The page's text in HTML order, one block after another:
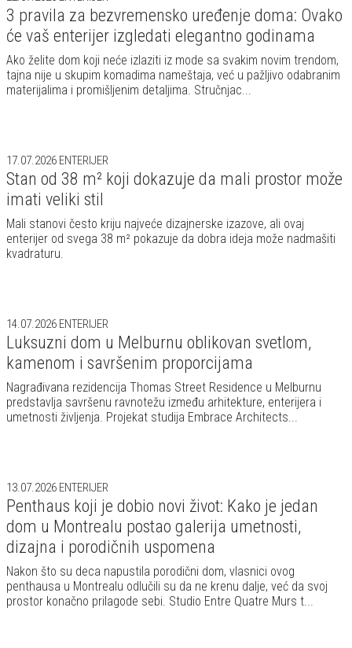
3 pravila za bezvremensko uređenje doma: Ovako
će vaš enterijer izgledati elegantno godinama
Ako želite dom koji neće izlaziti iz mode sa svakim novim trendom,
tajna nije u skupim komadima nameštaja, već u pažljivo odabranim
materijalima i promišljenim detaljima. Stručnjac...
17.07.2026 ENTERIJER
Stan od 38 m² koji dokazuje da mali prostor može
imati veliki stil
Mali stanovi često kriju najveće dizajnerske izazove, ali ovaj
enterijer od svega 38 m² pokazuje da dobra ideja može nadmašiti
kvadraturu.
14.07.2026 ENTERIJER
Luksuzni dom u Melburnu oblikovan svetlom,
kamenom i savršenim proporcijama
Nagrađivana rezidencija Thomas Street Residence u Melburnu
predstavlja savršenu ravnotežu između arhitekture, enterijera i
umetnosti življenja. Projekat studija Embrace Architects...
13.07.2026 ENTERIJER
Penthaus koji je dobio novi život: Kako je jedan
dom u Montrealu postao galerija umetnosti,
dizajna i porodičnih uspomena
Nakon što su deca napustila porodični dom, vlasnici ovog
penthausa u Montrealu odlučili su da ne krenu dalje, već da svoj
prostor konačno prilagode sebi. Studio Entre Quatre Murs t...